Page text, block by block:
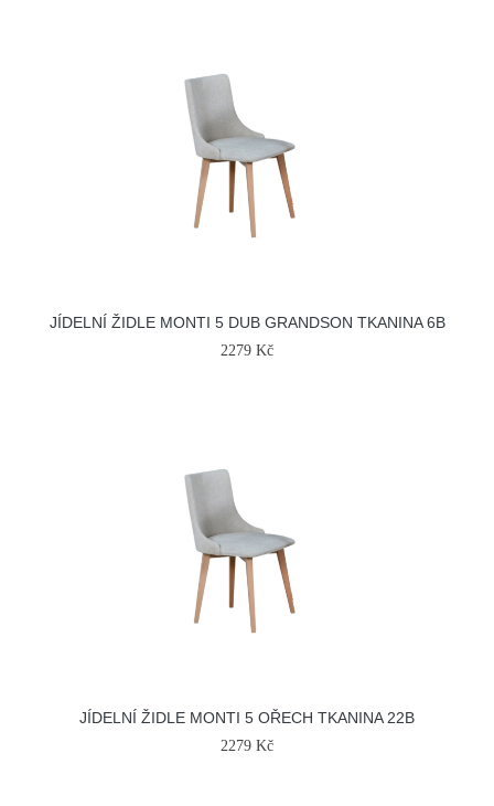
JÍDELNÍ ŽIDLE MONTI 5 DUB GRANDSON TKANINA 6B
2279 Kč
JÍDELNÍ ŽIDLE MONTI 5 OŘECH TKANINA 22B
2279 Kč